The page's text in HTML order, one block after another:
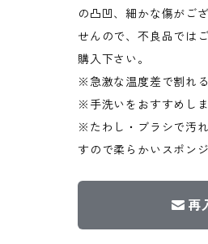
の凸凹、細かな傷がご
せんので、不良品では
購入下さい。
※急激な温度差で割れ
※手洗いをおすすめしま
※たわし・ブラシで汚
すので柔らかいスポン
再